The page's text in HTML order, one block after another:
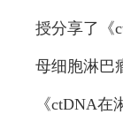
授分享了《
母细胞淋巴
《ctDNA